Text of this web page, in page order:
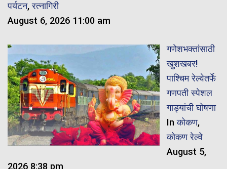
पर्यटन,रत्नागिरी
August 6, 2026 11:00 am
गणेशभक्तांसाठी
खुशखबर!
पाश्चिम रेल्वेतर्फे
गणपती स्पेशल
गाड्यांची घोषणा
Inकोकण,
कोकण रेल्वे
August 5,
2026 8:38 pm